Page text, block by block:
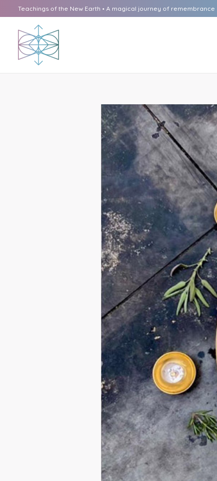
naar
inhoud
Teachings of the New Earth • A magical journey of remembrance